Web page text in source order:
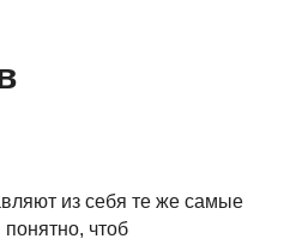
из себя те же самые
чтоб